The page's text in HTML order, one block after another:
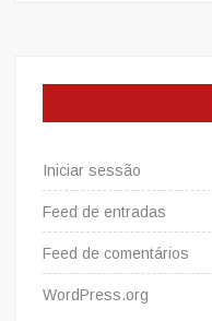
Iniciar sessão
Feed de entradas
Feed de comentários
WordPress.org